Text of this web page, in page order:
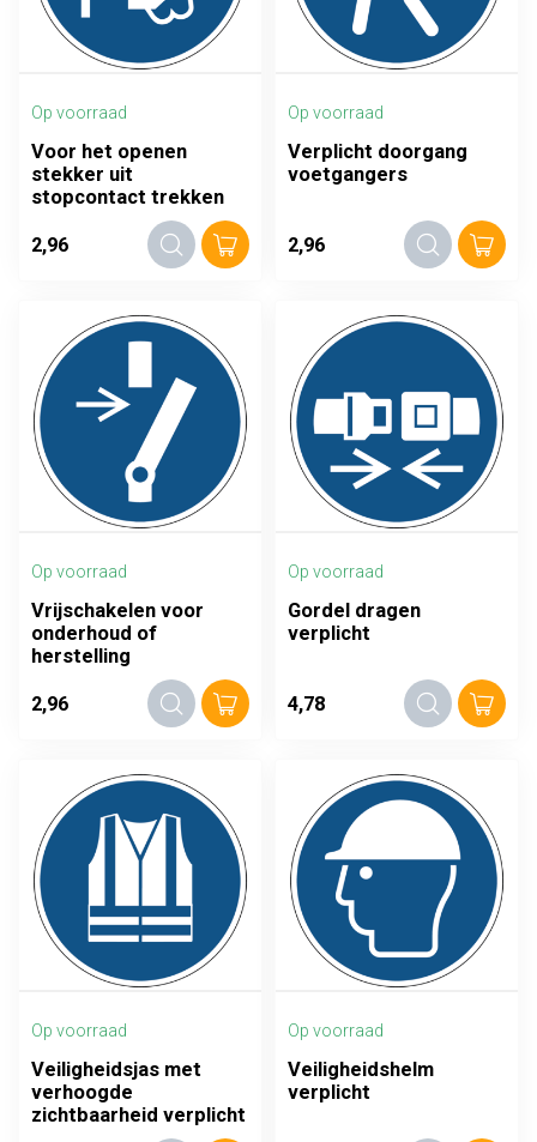
Op voorraad
Voor het openen
stekker uit
stopcontact trekken
2,96
Op voorraad
Verplicht doorgang
voetgangers
2,96
Op voorraad
Vrijschakelen voor
onderhoud of
herstelling
2,96
Op voorraad
Gordel dragen
verplicht
4,78
Op voorraad
Veiligheidsjas met
verhoogde
zichtbaarheid verplicht
Op voorraad
Veiligheidshelm
verplicht